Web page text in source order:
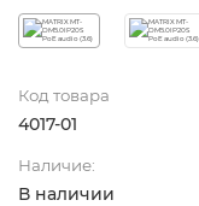
Код товара
4017-01
Наличие:
В наличии